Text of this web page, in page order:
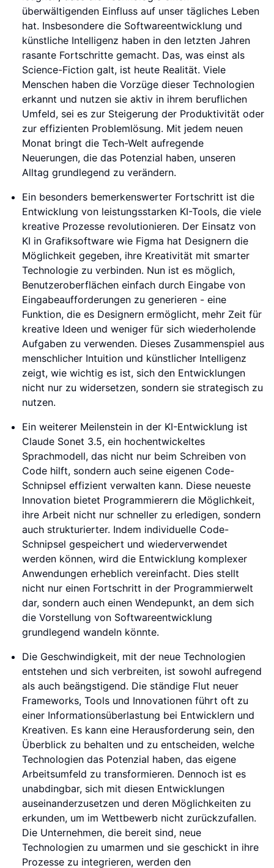
überwältigenden Einfluss auf unser tägliches Leben
hat. Insbesondere die Softwareentwicklung und
künstliche Intelligenz haben in den letzten Jahren
rasante Fortschritte gemacht. Das, was einst als
Science-Fiction galt, ist heute Realität. Viele
Menschen haben die Vorzüge dieser Technologien
erkannt und nutzen sie aktiv in ihrem beruflichen
Umfeld, sei es zur Steigerung der Produktivität oder
zur effizienten Problemlösung. Mit jedem neuen
Monat bringt die Tech-Welt aufregende
Neuerungen, die das Potenzial haben, unseren
Alltag grundlegend zu verändern.
Ein besonders bemerkenswerter Fortschritt ist die
Entwicklung von leistungsstarken KI-Tools, die viele
kreative Prozesse revolutionieren. Der Einsatz von
KI in Grafiksoftware wie Figma hat Designern die
Möglichkeit gegeben, ihre Kreativität mit smarter
Technologie zu verbinden. Nun ist es möglich,
Benutzeroberflächen einfach durch Eingabe von
Eingabeaufforderungen zu generieren - eine
Funktion, die es Designern ermöglicht, mehr Zeit für
kreative Ideen und weniger für sich wiederholende
Aufgaben zu verwenden. Dieses Zusammenspiel aus
menschlicher Intuition und künstlicher Intelligenz
zeigt, wie wichtig es ist, sich den Entwicklungen
nicht nur zu widersetzen, sondern sie strategisch zu
nutzen.
Ein weiterer Meilenstein in der KI-Entwicklung ist
Claude Sonet 3.5, ein hochentwickeltes
Sprachmodell, das nicht nur beim Schreiben von
Code hilft, sondern auch seine eigenen Code-
Schnipsel effizient verwalten kann. Diese neueste
Innovation bietet Programmierern die Möglichkeit,
ihre Arbeit nicht nur schneller zu erledigen, sondern
auch strukturierter. Indem individuelle Code-
Schnipsel gespeichert und wiederverwendet
werden können, wird die Entwicklung komplexer
Anwendungen erheblich vereinfacht. Dies stellt
nicht nur einen Fortschritt in der Programmierwelt
dar, sondern auch einen Wendepunkt, an dem sich
die Vorstellung von Softwareentwicklung
grundlegend wandeln könnte.
Die Geschwindigkeit, mit der neue Technologien
entstehen und sich verbreiten, ist sowohl aufregend
als auch beängstigend. Die ständige Flut neuer
Frameworks, Tools und Innovationen führt oft zu
einer Informationsüberlastung bei Entwicklern und
Kreativen. Es kann eine Herausforderung sein, den
Überblick zu behalten und zu entscheiden, welche
Technologien das Potenzial haben, das eigene
Arbeitsumfeld zu transformieren. Dennoch ist es
unabdingbar, sich mit diesen Entwicklungen
auseinanderzusetzen und deren Möglichkeiten zu
erkunden, um im Wettbewerb nicht zurückzufallen.
Die Unternehmen, die bereit sind, neue
Technologien zu umarmen und sie geschickt in ihre
Prozesse zu integrieren, werden den